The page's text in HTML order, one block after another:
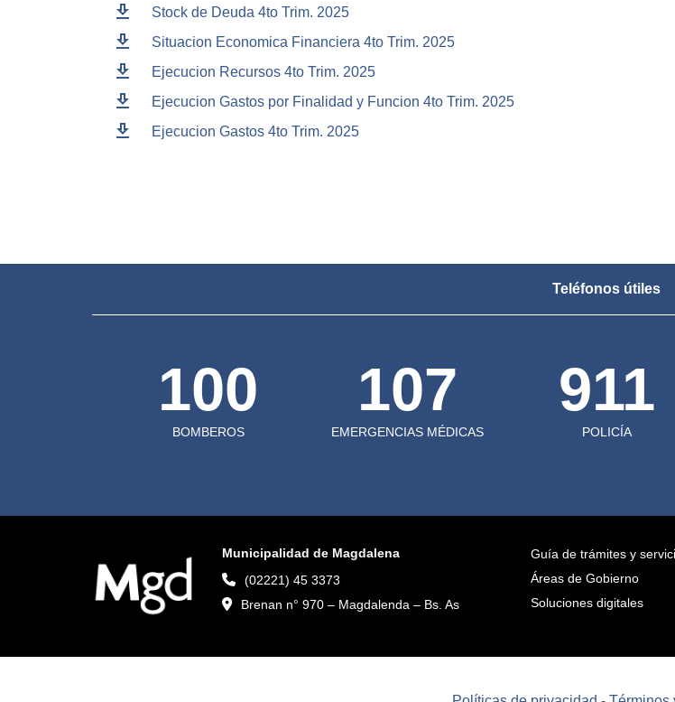
download Stock de Deuda 4to Trim. 2025
download Situacion Economica Financiera 4to Trim. 2025
download Ejecucion Recursos 4to Trim. 2025
download Ejecucion Gastos por Finalidad y Funcion 4to Trim. 2025
download Ejecucion Gastos 4to Trim. 2025
Teléfonos útiles
100
BOMBEROS
107
EMERGENCIAS MÉDICAS
911
POLICÍA
Municipalidad de Magdalena
(02221) 45 3373
Brenan n° 970 – Magdalenda – Bs. As
Guía de trámites y
Áreas de Gobierno
Soluciones digitales